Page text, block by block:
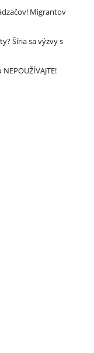
Migrantov
Šíria sa výzvy s